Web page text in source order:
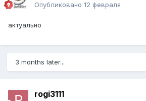
Опубликовано 12 февраля
актуально
3 months later...
rogi3111